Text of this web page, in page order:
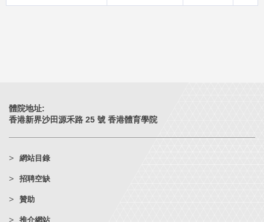
體院地址:
香港新界沙田源禾路 25 號 香港體育學院
網站目錄
招聘空缺
贊助
推介網站